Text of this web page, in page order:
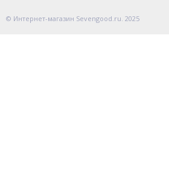
© Интернет-магазин Sevengood.ru. 2025